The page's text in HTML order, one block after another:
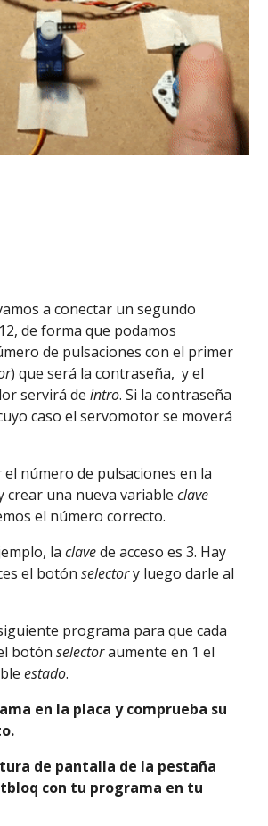
a conectar un segundo
de forma que podamos
de pulsaciones con el primer
) que será la contraseña,  y el
servirá de intro. Si la contraseña
caso el servomotor se moverá
número de pulsaciones en la
crear una nueva variable clave
el número correcto.
la clave de acceso es 3. Hay
el botón selector y luego darle al
programa para que cada
botón selector aumente en 1 el
estado.
en la placa y comprueba su
de pantalla de la pestaña
con tu programa en tu